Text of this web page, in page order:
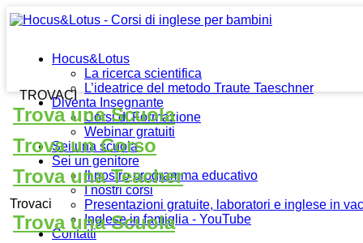
Hocus&Lotus
La ricerca scientifica
L’ideatrice del metodo Traute Taeschner
Diventa Insegnante
Corsi di Formazione
Webinar gratuiti
Sei una scuola
Sei un genitore
Il nostro programma educativo
I nostri corsi
Presentazioni gratuite, laboratori e inglese in
Inglese in famiglia - YouTube
Contatti
TROVACI
Trova una Scuola
Trova un Corso
Trova una Teacher
Trovaci
Trova una Scuola